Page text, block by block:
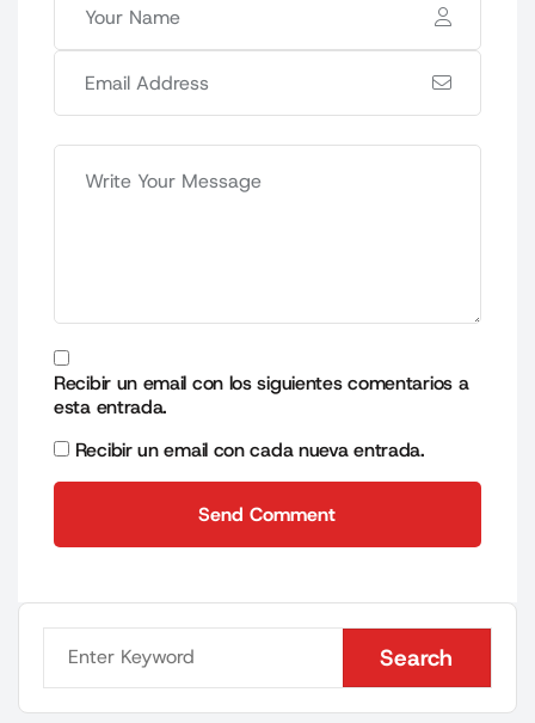
Recibir un email con los siguientes comentarios a
esta entrada.
Recibir un email con cada nueva entrada.
Send Comment
Search
Search